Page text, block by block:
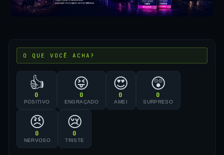
O QUE VOCÊ ACHA?
👍
0
POSITIVO
😝
0
ENGRAÇADO
😍
0
AMEI
😲
0
SURPRESO
😠
0
NERVOSO
😢
0
TRISTE